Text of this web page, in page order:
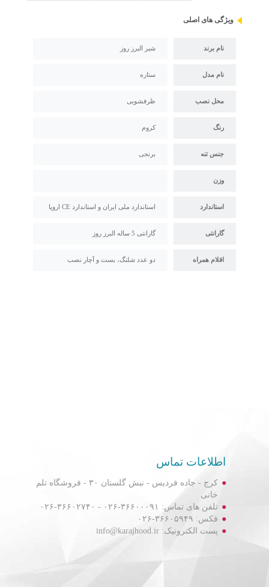
ویژگی های اصلی
نام برند شیر البرز روز
نام مدل ستاره
محل نصب ظرفشویی
رنگ کروم
جنس تنه برنجی
وزن
استاندارد استاندارد ملی ایران و استاندارد CE اروپا
گارانتی گارانتی 5 ساله البرز روز
اقلام همراه دو عدد شلنگ، بست و آچار نصب
اطلاعات تماس
کرج - جاده فردیس - نبش گلستان ۳۰ - فروشگاه تلم
خانی
تلفن های تماس: ۳۶۶۰۰۰۹۱-۰۲۶ - ۳۶۶۰۲۷۴۰-۰۲۶
فکس: ۳۶۶۰۵۹۴۹-۰۲۶
پست الکترونیک: info@karajhood.ir